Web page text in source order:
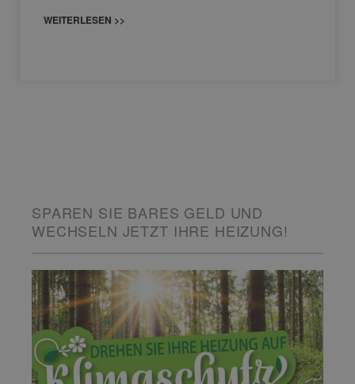
WEITERLESEN >>
SPAREN SIE BARES GELD UND
WECHSELN JETZT IHRE HEIZUNG!